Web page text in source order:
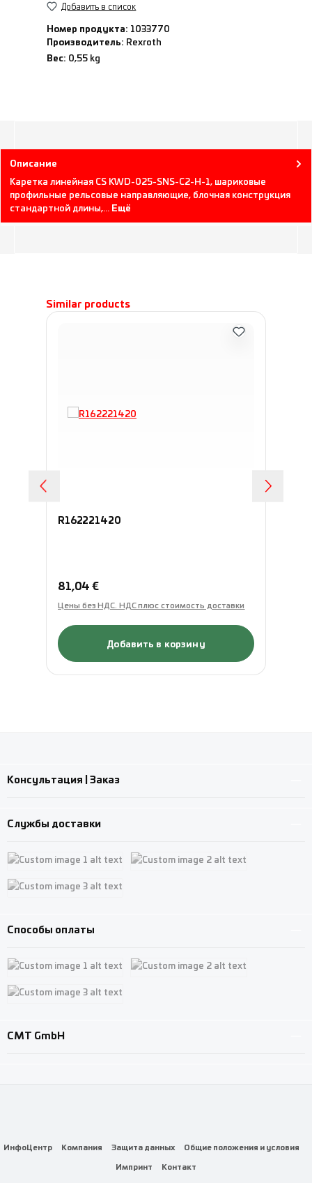
Добавить в список
Номер продукта: 1033770
Производитель: Rexroth
Вес: 0,55 kg
Описание
Каретка линейная CS KWD-025-SNS-C2-H-1, шариковые
профильные рельсовые направляющие, блочная конструкция
стандартной длины,… Ещё
Пропустить галерею продуктов
Similar products
R162221420
Обычная цена:
81,04 €
Цены без НДС. НДС плюс стоимость доставки
Добавить в корзину
Консультация | Заказ
Службы доставки
Custom image 1
Способы оплаты
Custom image 1
CMT GmbH
ИнфоЦентр Компания Защита данных
Общие положения и условия
Импринт
Контакт